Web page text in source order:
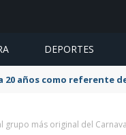
DEPORTES
20 años como referente
grupo más original del